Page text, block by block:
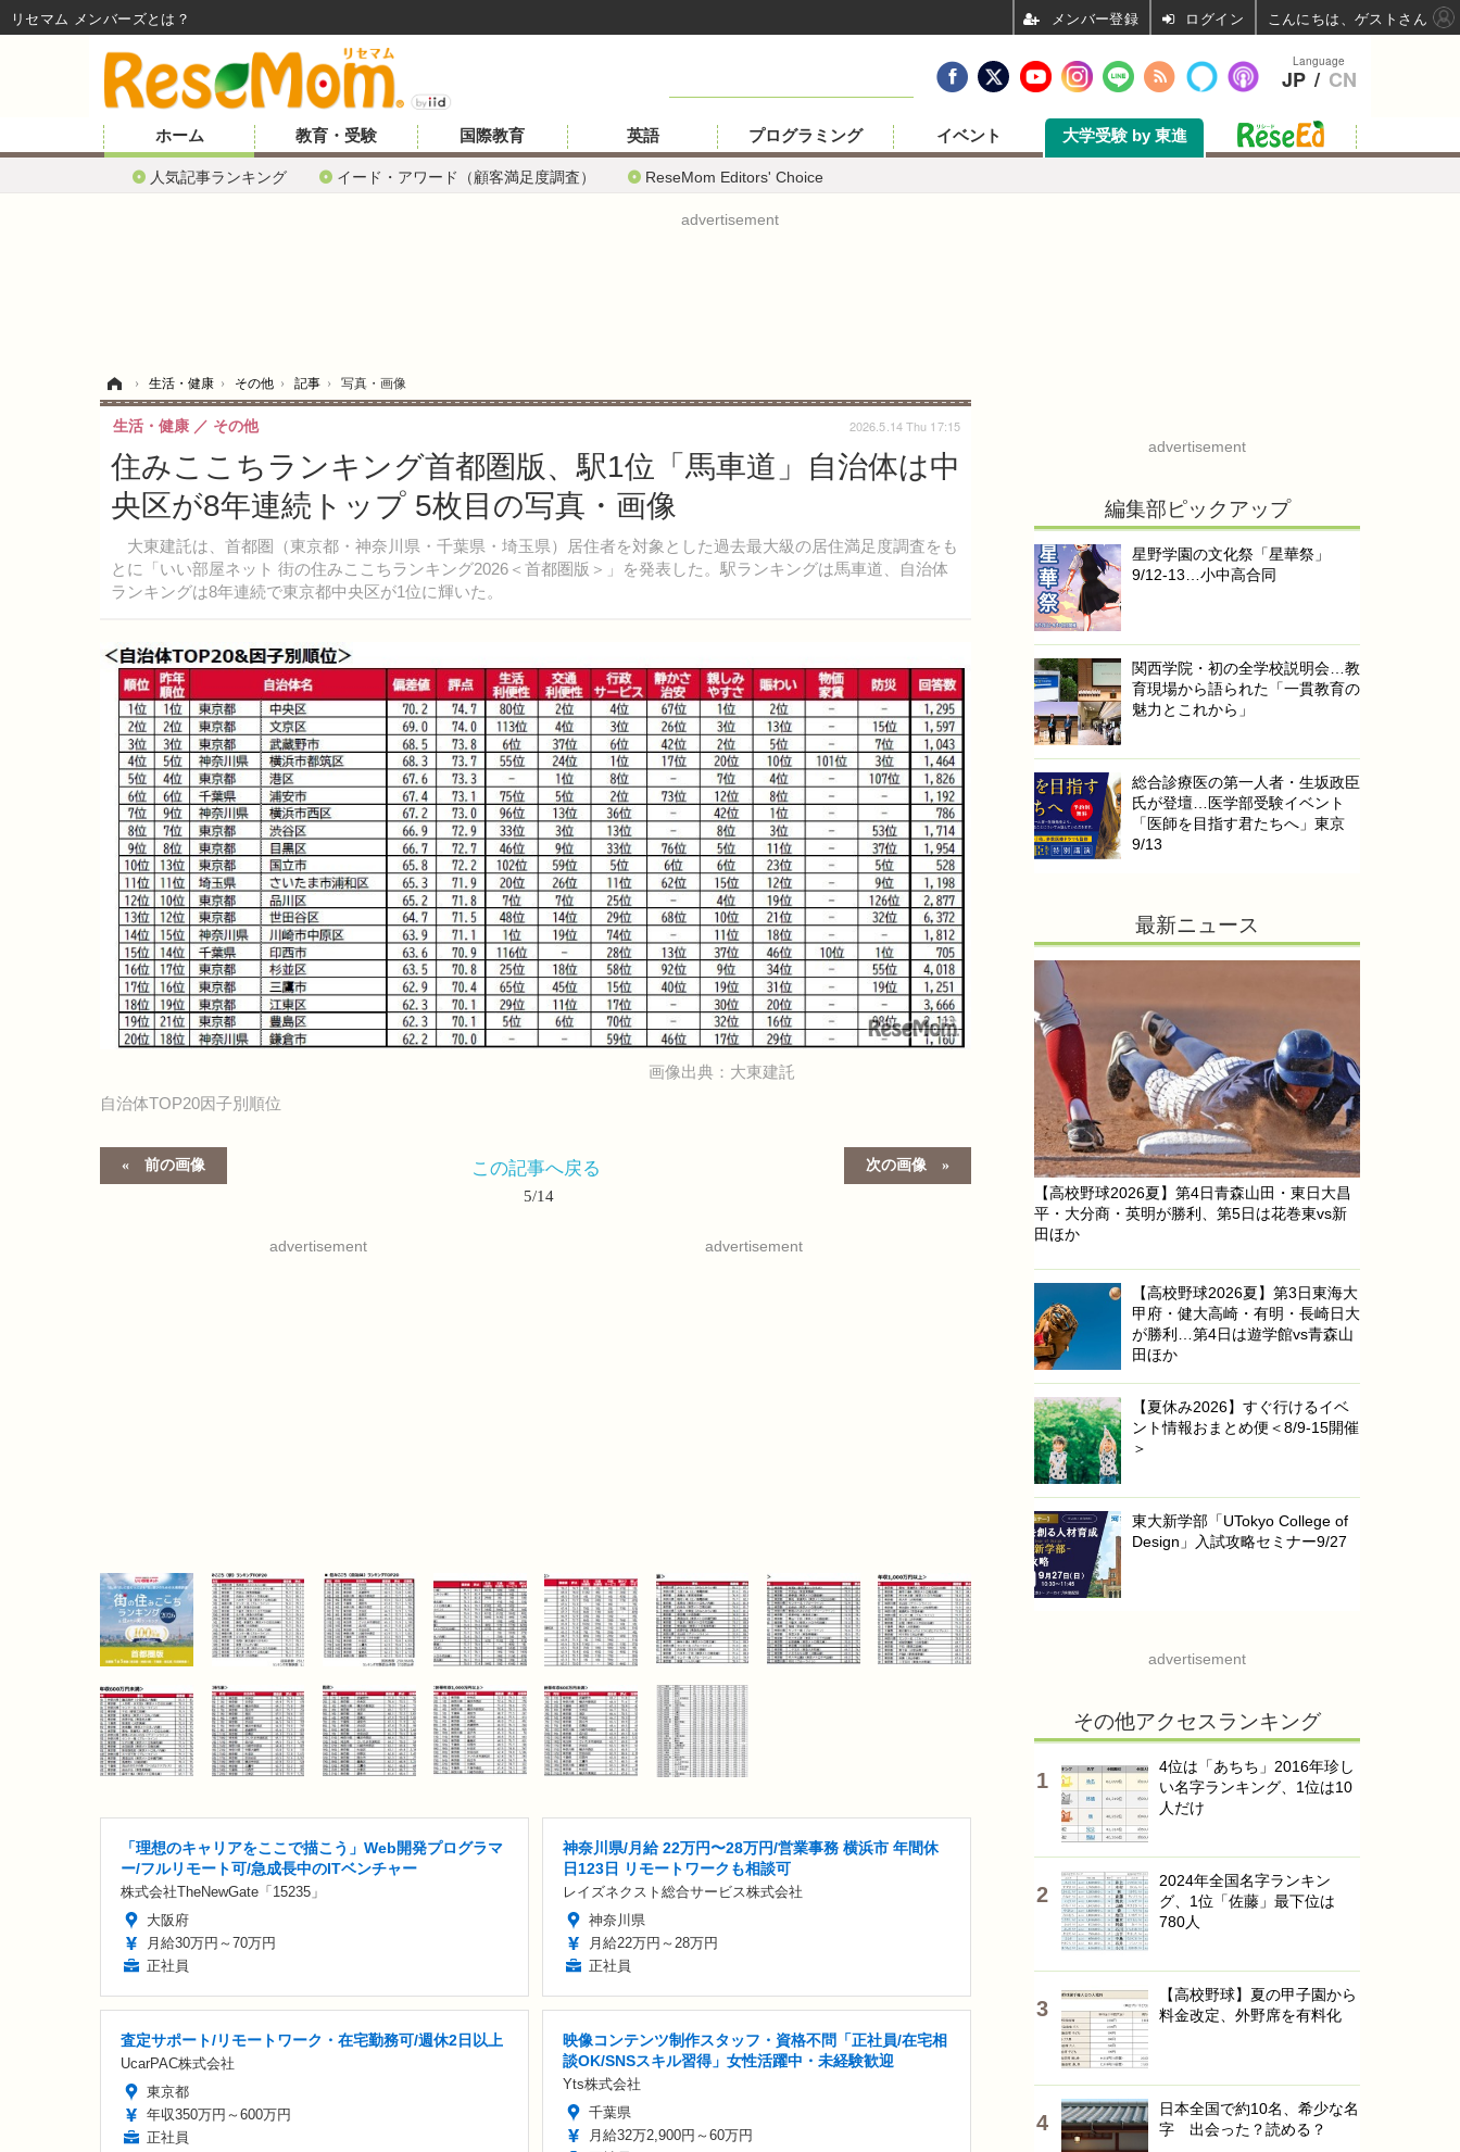
ホーム
人気記事ランキング イード・アワード（顧客満足度調査） ReseMom Editors' Choice
教育・受験 国際教育 英語 プログラミング イベント 大学受験 by 東進
advertisement
› 生活・健康 › その他 › 記事 › 写真・画像
住みここちランキング首都圏版、駅1位「馬車道」自治体は中
央区が8年連続トップ 5枚目の写真・画像
大東建託は、首都圏（東京都・神奈川県・千葉県・埼玉県）居住者を対象とした過去最大級の居住満足度調査をも
とに「いい部屋ネット 街の住みここちランキング2026＜首都圏版＞」を発表した。駅ランキングは馬車道、自治体
ランキングは8年連続で東京都中央区が1位に輝いた。
生活・健康 その他 2026.5.14 Thu 17:15
画像出典：大東建託
自治体TOP20因子別順位
前の画像 次の画像
この記事へ戻る
5/14
advertisement advertisement
「理想のキャリアをここで描こう」Web開発プログラマ
ー/フルリモート可/急成長中のITベンチャー
株式会社TheNewGate「15235」
大阪府
月給30万円～70万円
正社員
神奈川県/月給 22万円〜28万円/営業事務 横浜市 年間休
日123日 リモートワークも相談可
レイズネクスト総合サービス株式会社
神奈川県
月給22万円～28万円
正社員
査定サポート/リモートワーク・在宅勤務可/週休2日以上
UcarPAC株式会社
東京都
年収350万円～600万円
正社員
映像コンテンツ制作スタッフ・資格不問「正社員/在宅相
談OK/SNSスキル習得」女性活躍中・未経験歓迎
Yts株式会社
千葉県
月給32万2,900円～60万円
advertisement
編集部ピックアップ
星野学園の文化祭「星華祭」
9/12-13…小中高合同
関西学院・初の全学校説明会…教
育現場から語られた「一貫教育の
魅力とこれから」
総合診療医の第一人者・生坂政臣
氏が登壇…医学部受験イベント
「医師を目指す君たちへ」東京
9/13
最新ニュース
【高校野球2026夏】第4日青森山田・東日大昌
平・大分商・英明が勝利、第5日は花巻東vs新
田ほか
【高校野球2026夏】第3日東海大
甲府・健大高崎・有明・長崎日大
が勝利…第4日は遊学館vs青森山
田ほか
【夏休み2026】すぐ行けるイベ
ント情報おまとめ便＜8/9-15開催
＞
東大新学部「UTokyo College of
Design」入試攻略セミナー9/27
advertisement
その他アクセスランキング
4位は「あちち」2016年珍し
い名字ランキング、1位は10
人だけ
2024年全国名字ランキン
グ、1位「佐藤」最下位は
780人
【高校野球】夏の甲子園から
料金改定、外野席を有料化
日本全国で約10名、希少な名
字 出会った？読める？
Language
JP / CN
リセマム メンバーズ ログイン こんにちは、ゲストさん